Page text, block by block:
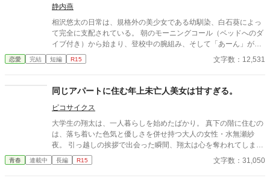
静内燕
相沢悠太の日常は、規格外の美少女である幼馴染、白石葵によっ
て完全に支配されている。 朝のモーニングコール（ベッドへのダ
イブ付き）から始まり、登校中の腕組み、そして「あーん」が義
務付けられた手作り弁当。誰もが羨むラブラブっぷりだが、悠太
はこれを「家族愛」だと頑なに誤解（無視）している。 「ゆーた
の一途。周囲の冷やかしや、葵を狙う男子生徒のプレッシャーが
高まる中、悠太の**「幼馴染フィルター」**はついに限界を迎え
る。 この溺愛っぷり、いつまで「家族」で通せるのか？ 甘すぎる
日常が、悠太の鈍感な理性を溶かし尽くす――最初からクライマ
ックスの、超高濃度イチャイチャ・ラブコメ、開幕！
恋愛 完結 短編 R15 文字数：12,531
同じアパートに住む年上未亡人美女は甘すぎる。
ピコサイクス
大学生の翔太は、一人暮らしを始めたばかり。 真下の階に住むの
は、落ち着いた色気と優しさを併せ持つ大人の女性・水無瀬紗
夜。 引っ越しの挨拶で出会った瞬間、翔太は心を奪われてしま
う。 偶然にもアルバイト先のスーパーで再会した彼女は、翔太を
すぐに採用し、温かく仕事を教えてくれる存在だった。 ある日の
青春 連載中 長編 R15 文字数：31,050